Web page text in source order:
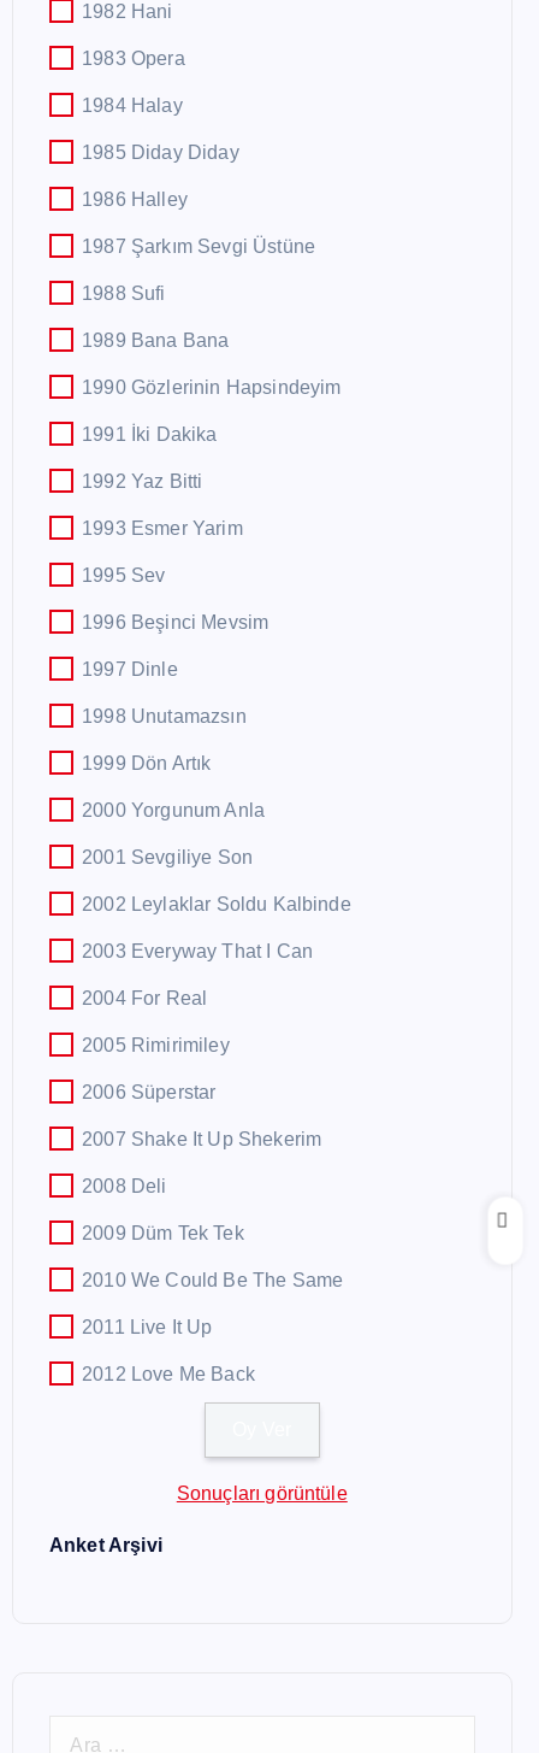
1982 Hani
1983 Opera
1984 Halay
1985 Diday Diday
1986 Halley
1987 Şarkım Sevgi Üstüne
1988 Sufi
1989 Bana Bana
1990 Gözlerinin Hapsindeyim
1991 İki Dakika
1992 Yaz Bitti
1993 Esmer Yarim
1995 Sev
1996 Beşinci Mevsim
1997 Dinle
1998 Unutamazsın
1999 Dön Artık
2000 Yorgunum Anla
2001 Sevgiliye Son
2002 Leylaklar Soldu Kalbinde
2003 Everyway That I Can
2004 For Real
2005 Rimirimiley
2006 Süperstar
2007 Shake It Up Shekerim
2008 Deli
2009 Düm Tek Tek
2010 We Could Be The Same
2011 Live It Up
2012 Love Me Back
Sonuçları görüntüle
Anket Arşivi